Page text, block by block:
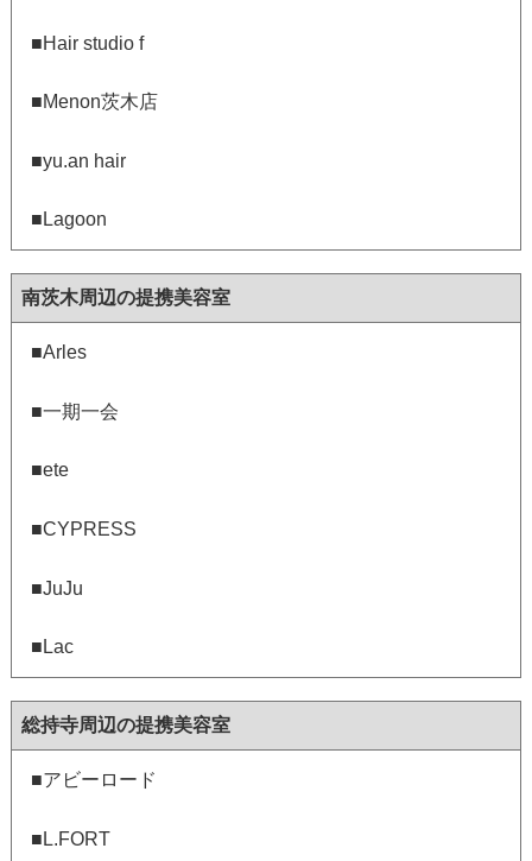
■Hair studio f
■Menon茨木店
■yu.an hair
■Lagoon
南茨木周辺の提携美容室
■Arles
■一期一会
■ete
■CYPRESS
■JuJu
■Lac
総持寺周辺の提携美容室
■アビーロード
■L.FORT